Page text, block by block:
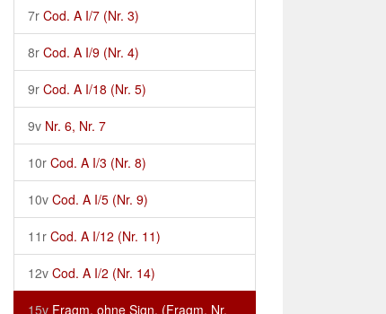
7r Cod. A I/7 (Nr. 3)
8r Cod. A I/9 (Nr. 4)
9r Cod. A I/18 (Nr. 5)
9v Nr. 6, Nr. 7
10r Cod. A I/3 (Nr. 8)
10v Cod. A I/5 (Nr. 9)
11r Cod. A I/12 (Nr. 11)
12v Cod. A I/2 (Nr. 14)
15v Fragm. ohne Sign. (Fragm. Nr.